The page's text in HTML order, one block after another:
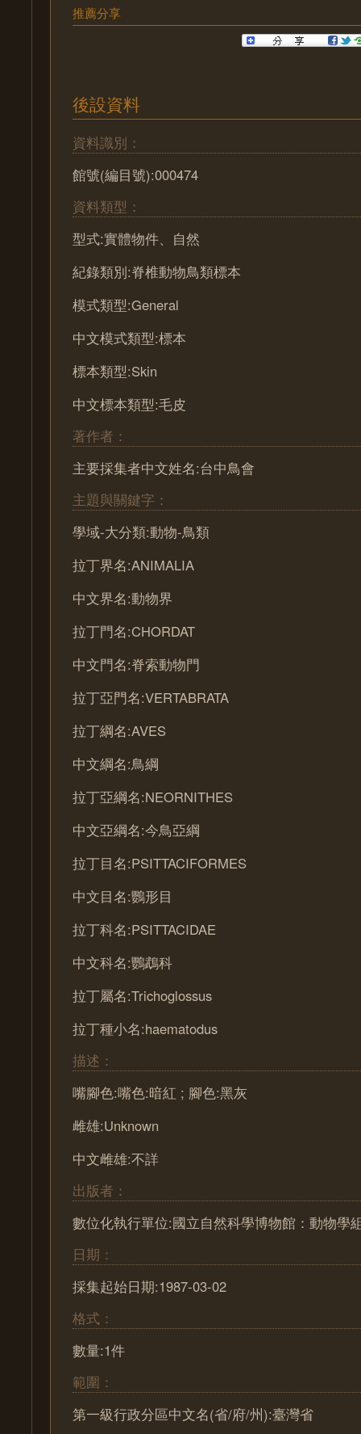
推薦分享
後設資料
資料識別：
館號(編目號):000474
資料類型：
型式:實體物件、自然
紀錄類別:脊椎動物鳥類標本
模式類型:General
中文模式類型:標本
標本類型:Skin
中文標本類型:毛皮
著作者：
主要採集者中文姓名:台中鳥會
主題與關鍵字：
學域-大分類:動物-鳥類
拉丁界名:ANIMALIA
中文界名:動物界
拉丁門名:CHORDAT
中文門名:脊索動物門
拉丁亞門名:VERTABRATA
拉丁綱名:AVES
中文綱名:鳥綱
拉丁亞綱名:NEORNITHES
中文亞綱名:今鳥亞綱
拉丁目名:PSITTACIFORMES
中文目名:鸚形目
拉丁科名:PSITTACIDAE
中文科名:鸚鵡科
拉丁屬名:Trichoglossus
拉丁種小名:haematodus
描述：
嘴腳色:嘴色:暗紅 ; 腳色:黑灰
雌雄:Unknown
中文雌雄:不詳
出版者：
數位化執行單位:國立自然科學博物館：動物學
日期：
採集起始日期:1987-03-02
格式：
數量:1件
範圍：
第一級行政分區中文名(省/府/州):臺灣省